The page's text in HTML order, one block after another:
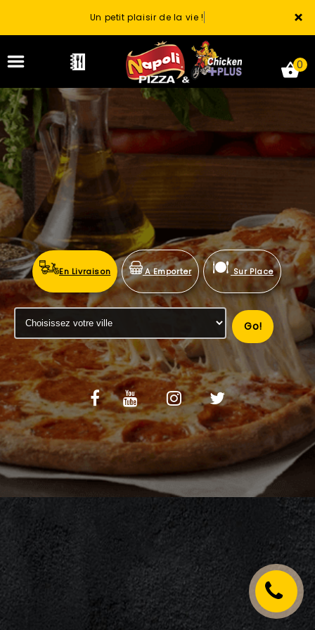
×
Un petit plaisir de la vie !
ACCUEIL
LA CARTE
VOTRE COMPTE
NOTRE RESTAURANT
VOS AVIS
MENTIONS LÉGALES
C.G.V
0
En Livraison A Emporter Sur Place
Go!